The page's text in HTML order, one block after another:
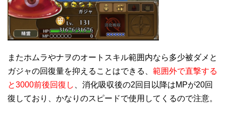
またホムラやナヲのオートスキル範囲内なら多少被ダメと
ガジャの回復量を抑えることはできる、 範囲外で直撃する
と3000前後回復し
、消化吸収後の2回目以降はMPが20回
復しており、かなりのスピードで使用してくるので注意。